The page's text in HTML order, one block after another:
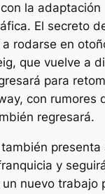
la adaptación
El secreto
rodarse en
que vuelve a
para
con rumores
regresará.
presenta
y
nuevo trabajo